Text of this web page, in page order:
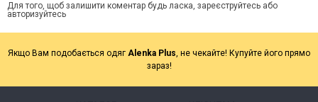
Для того, щоб залишити коментар будь ласка, зареєструйтесь або
авторизуйтесь
Якщо Вам подобається одяг Alenka Plus, не чекайте! Купуйте його прямо
зараз!